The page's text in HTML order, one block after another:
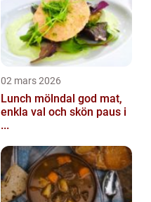
02 mars 2026
Lunch mölndal god mat,
enkla val och skön paus i
...